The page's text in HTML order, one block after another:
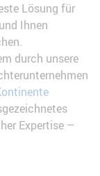
Lösung für
Ihnen
durch unsere
Expertise –